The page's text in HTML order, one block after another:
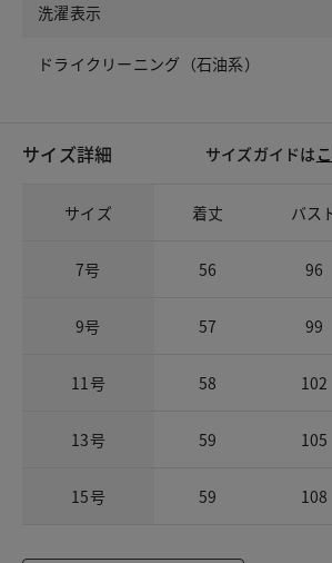
洗濯表示
ドライクリーニング（石油系）
サイズ詳細 サイズガイドは
サイズ 着丈 バス
7号 56 96
9号 57 99
11号 58 102
13号 59 105
15号 59 108